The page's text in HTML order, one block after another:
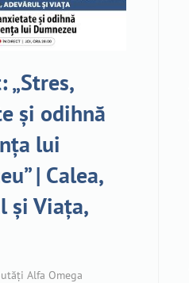
„Stres,
și odihnă
lui
| Calea,
și Viața,
Alfa Omega